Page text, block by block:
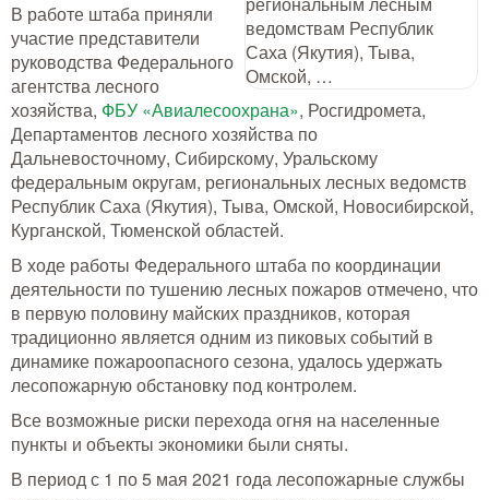
Снаряжение лесника и егеря
Лесовосстановление
Библиотека лесника
Снаряжение арбориста
Оборудование для паркового
хозяйства
Распродажа
В работе штаба приняли
участие представители
руководства Федерального
агентства лесного
хозяйства, ФБУ «Авиалесоохрана», Росгидромета,
Департаментов лесного хозяйства по
Дальневосточному, Сибирскому, Уральскому
федеральным округам, региональных лесных ведомств
Республик Саха (Якутия), Тыва, Омской, Новосибирской,
Курганской, Тюменской областей.
В ходе работы Федерального штаба по координации
деятельности по тушению лесных пожаров отмечено, что
в первую половину майских праздников, которая
традиционно является одним из пиковых событий в
динамике пожароопасного сезона, удалось удержать
лесопожарную обстановку под контролем.
Все возможные риски перехода огня на населенные
пункты и объекты экономики были сняты.
В период с 1 по 5 мая 2021 года лесопожарные службы